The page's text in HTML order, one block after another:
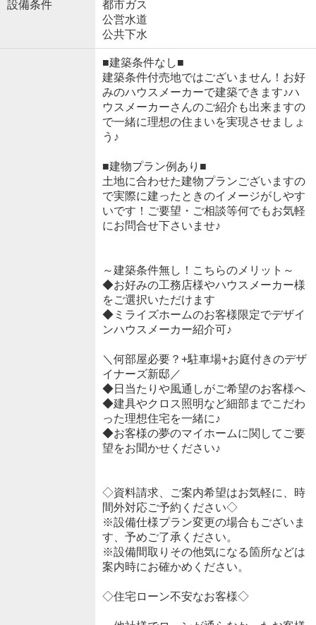
設備条件
都市ガス
公営水道
公共下水
■建築条件なし■
建築条件付売地ではございません！お好
みのハウスメーカーで建築できます♪ハ
ウスメーカーさんのご紹介も出来ますの
で一緒に理想の住まいを実現させましょ
う♪
■建物プラン例あり■
土地に合わせた建物プランございますの
で実際に建ったときのイメージがしやす
いです！ご要望・ご相談等何でもお気軽
にお問合せ下さいませ♪
～建築条件無し！こちらのメリット～
◆お好みの工務店様やハウスメーカー様
をご選択いただけます
◆ミライズホームのお客様限定でデザイ
ンハウスメーカー紹介可♪
＼何部屋必要？+駐車場+お庭付きのデザ
イナーズ新邸／
◆日当たりや風通しがご希望のお客様へ
◆建具やクロス照明など細部までこだわ
った理想住宅を一緒に♪
◆お客様の夢のマイホームに関してご要
望をお聞かせください♪
◇資料請求、ご案内希望はお気軽に、時
間外対応ご予約ください◇
※設備仕様プラン変更の場合もございま
す、予めご了承ください。
※設備間取りその他気になる箇所などは
案内時にお確かめください。
◇住宅ローン不安なお客様◇